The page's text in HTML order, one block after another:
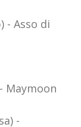
- Asso di
Maymoon
-